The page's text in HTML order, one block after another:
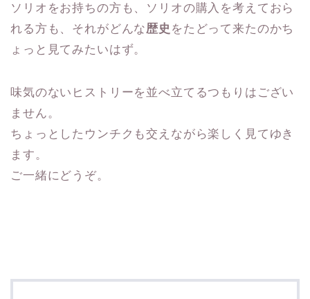
ソリオをお持ちの方も、ソリオの購入を考えておら
れる方も、それがどんな歴史 をたどって来たのかち
ょっと見てみたいはず。
味気のないヒストリーを並べ立てるつもりはござい
ません。
ちょっとしたウンチクも交えながら楽しく見てゆき
ます。
ご一緒にどうぞ。